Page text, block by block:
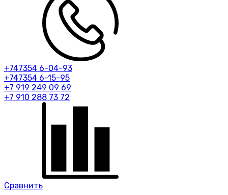
+747354 6-04-93
+747354 6-15-95
+7 919 249 09 69
+7 910 288 73 72
Сравнить